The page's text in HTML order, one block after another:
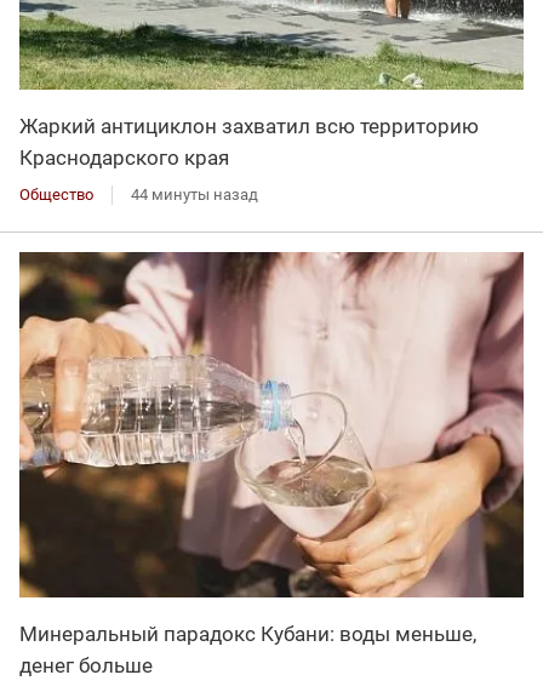
Жаркий антициклон захватил всю территорию
Краснодарского края
Общество 44 минуты назад
Минеральный парадокс Кубани: воды меньше,
денег больше